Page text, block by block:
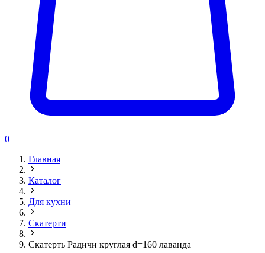
0
Главная
Каталог
Для кухни
Скатерти
Скатерть Радичи круглая d=160 лаванда